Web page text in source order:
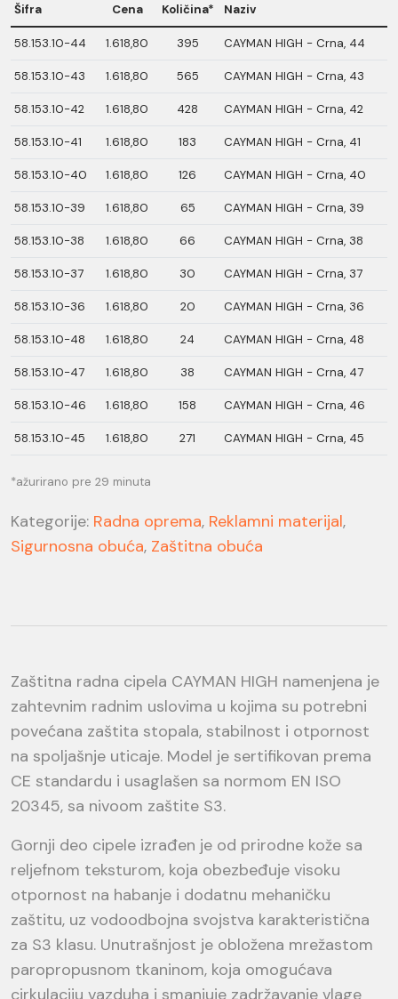
Šifra Cena Količina* Naziv
58.153.10-44 1.618,80 395 CAYMAN HIGH - Crna, 44
58.153.10-43 1.618,80 565 CAYMAN HIGH - Crna, 43
58.153.10-42 1.618,80 428 CAYMAN HIGH - Crna, 42
58.153.10-41 1.618,80 183 CAYMAN HIGH - Crna, 41
58.153.10-40 1.618,80 126 CAYMAN HIGH - Crna, 40
58.153.10-39 1.618,80 65 CAYMAN HIGH - Crna, 39
58.153.10-38 1.618,80 66 CAYMAN HIGH - Crna, 38
58.153.10-37 1.618,80 30 CAYMAN HIGH - Crna, 37
58.153.10-36 1.618,80 20 CAYMAN HIGH - Crna, 36
58.153.10-48 1.618,80 24 CAYMAN HIGH - Crna, 48
58.153.10-47 1.618,80 38 CAYMAN HIGH - Crna, 47
58.153.10-46 1.618,80 158 CAYMAN HIGH - Crna, 46
58.153.10-45 1.618,80 271 CAYMAN HIGH - Crna, 45
*ažurirano pre 29 minuta
Kategorije: Radna oprema, Reklamni materijal,
Sigurnosna obuća, Zaštitna obuća
Zaštitna radna cipela CAYMAN HIGH namenjena je
zahtevnim radnim uslovima u kojima su potrebni
povećana zaštita stopala, stabilnost i otpornost
na spoljašnje uticaje. Model je sertifikovan prema
CE standardu i usaglašen sa normom EN ISO
20345, sa nivoom zaštite S3.
Gornji deo cipele izrađen je od prirodne kože sa
reljefnom teksturom, koja obezbeđuje visoku
otpornost na habanje i dodatnu mehaničku
zaštitu, uz vodoodbojna svojstva karakteristična
za S3 klasu. Unutrašnjost je obložena mrežastom
paropropusnom tkaninom, koja omogućava
cirkulaciju vazduha i smanjuje zadržavanje vlage